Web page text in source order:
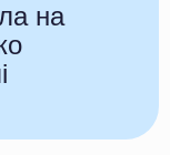
на